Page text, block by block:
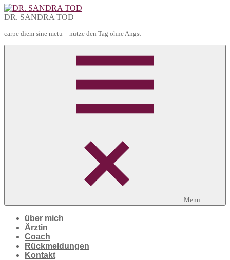
DR. SANDRA TOD
carpe diem sine metu – nütze den Tag ohne Angst
Menu
über mich
Ärztin
Coach
Rückmeldungen
Kontakt